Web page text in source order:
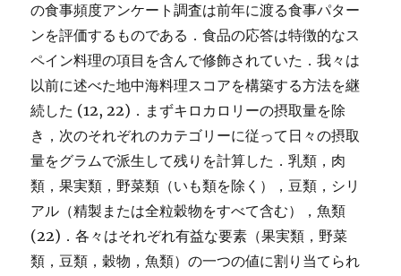
の食事頻度アンケート調査は前年に渡る食事パター
ンを評価するものである．食品の応答は特徴的なス
ペイン料理の項目を含んで修飾されていた．我々は
以前に述べた地中海料理スコアを構築する方法を継
続した (12, 22)．まずキロカロリーの摂取量を除
き，次のそれぞれのカテゴリーに従って日々の摂取
量をグラムで派生して残りを計算した．乳類，肉
類，果実類，野菜類（いも類を除く），豆類，シリ
アル（精製または全粒穀物をすべて含む），魚類
(22)．各々はそれぞれ有益な要素（果実類，野菜
類，豆類，穀物，魚類）の一つの値に割り当てられ